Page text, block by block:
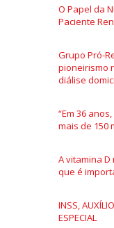
O Papel da
Paciente
Grupo Pró-
pioneirismo
diálise
“Em 36
mais de 150
A vitamina
que é
INSS,
ESPECIAL